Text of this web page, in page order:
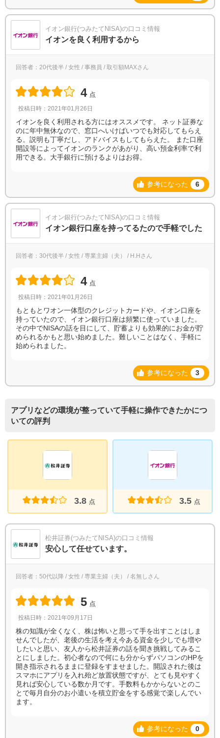
イオン銀行(つみたてNISA)の口コミ情報
イオンを良く利用するから
回答者：20代後半 / 女性 / 事務員 / 取引額MAXさん
4 点
投稿日時：2021年01月26日
イオンを良く利用される方にはオススメです。 ネット証券な
のに年中無休なので、窓口へいけばいつでも対応してもらえ
る。説明も丁寧だし、アドバイスもしてもらえた。 また口座
開設等によってイオンのランクがあがり、高い預金利率で利
用できる。大手銀行に預けるよりはお得。
参考になった 6
イオン銀行(つみたてNISA)の口コミ情報
イオン銀行口座を持ってるたので手軽でした
回答者：30代後半 / 女性 / 専業主婦（夫） / H.Hさん
4 点
投稿日時：2021年01月26日
もともとワオン一体型のクレジットカードや、イオン口座を
持っていたので、イオン銀行口座は頻繁に使っていました。
その中でNISAの話を目にして、貯蓄よりも効果的にお金が貯
められるかもと思い始めました。難しいことはなく、手軽に
始められました。
参考になった 3
アプリなどの環境が整っていて手軽に操作できたかにつ
いての評判
3.8 点 3.5 点
松井証券(つみたてNISA)の口コミ情報
安心して任せています。
回答者：50代以降 / 女性 / 専業主婦（夫） / 名無しさん
5 点
投稿日時：2021年09月17日
株の知識が全くなく、株は怖いと思って手を出すことはしま
せんでしたが、老後の生活を考え今ある資金を少しでも増や
したいと思い、友人から松井証券の話を聞き挑戦してみるこ
とにしました。初心者なので何にも分からずパソコンのHPを
開き指示されるままに登録をすませました。開設された後は
スマホにアプリを入れ殆ど放置状態ですが、とても見やすく
見れば安心している数か月です。手数料もかからないとのこ
とで毎月自分のお小遣いを積立貯金をする感覚で楽しんでい
ます。
参考になった 0